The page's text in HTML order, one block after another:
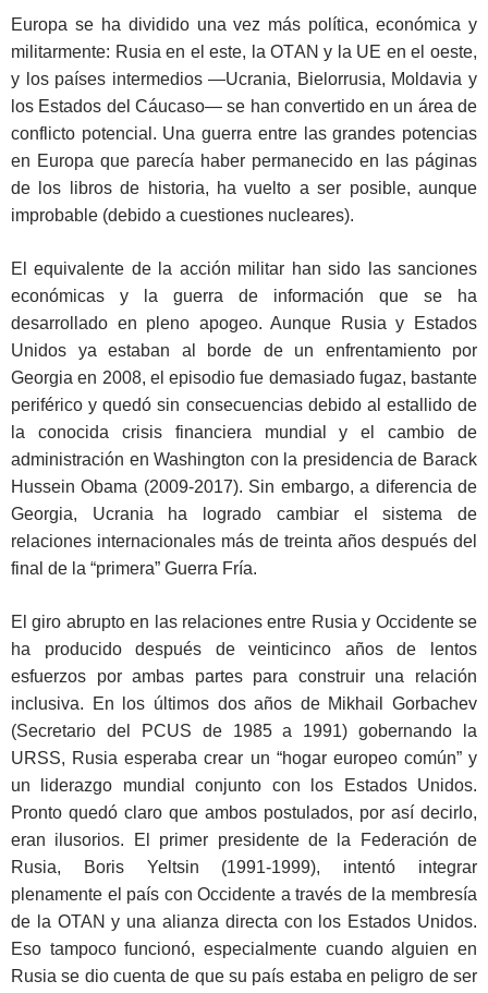
Europa se ha dividido una vez más política, económica y
militarmente: Rusia en el este, la OTAN y la UE en el oeste,
y los países intermedios —Ucrania, Bielorrusia, Moldavia y
los Estados del Cáucaso— se han convertido en un área de
conflicto potencial. Una guerra entre las grandes potencias
en Europa que parecía haber permanecido en las páginas
de los libros de historia, ha vuelto a ser posible, aunque
improbable (debido a cuestiones nucleares).
El equivalente de la acción militar han sido las sanciones
económicas y la guerra de información que se ha
desarrollado en pleno apogeo. Aunque Rusia y Estados
Unidos ya estaban al borde de un enfrentamiento por
Georgia en 2008, el episodio fue demasiado fugaz, bastante
periférico y quedó sin consecuencias debido al estallido de
la conocida crisis financiera mundial y el cambio de
administración en Washington con la presidencia de Barack
Hussein Obama (2009-2017). Sin embargo, a diferencia de
Georgia, Ucrania ha logrado cambiar el sistema de
relaciones internacionales más de treinta años después del
final de la “primera” Guerra Fría.
El giro abrupto en las relaciones entre Rusia y Occidente se
ha producido después de veinticinco años de lentos
esfuerzos por ambas partes para construir una relación
inclusiva. En los últimos dos años de Mikhail Gorbachev
(Secretario del PCUS de 1985 a 1991) gobernando la
URSS, Rusia esperaba crear un “hogar europeo común” y
un liderazgo mundial conjunto con los Estados Unidos.
Pronto quedó claro que ambos postulados, por así decirlo,
eran ilusorios. El primer presidente de la Federación de
Rusia, Boris Yeltsin (1991-1999), intentó integrar
plenamente el país con Occidente a través de la membresía
de la OTAN y una alianza directa con los Estados Unidos.
Eso tampoco funcionó, especialmente cuando alguien en
Rusia se dio cuenta de que su país estaba en peligro de ser